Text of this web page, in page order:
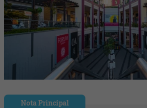
Nota Principal